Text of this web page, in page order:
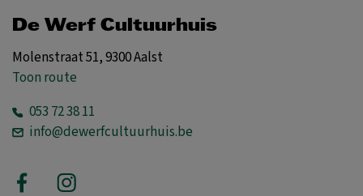
De Werf Cultuurhuis
Molenstraat 51, 9300 Aalst
Toon route
053 72 38 11
info@dewerfcultuurhuis.be